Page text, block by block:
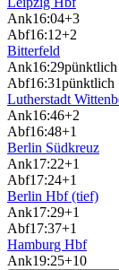
Ank16:04+3
Abf16:12+2
Bitterfeld
Ank16:29pünktlich
Abf16:31pünktlich
Lutherstadt
Ank16:46+2
Abf16:48+1
Berlin Südkreuz
Ank17:22+1
Abf17:24+1
Berlin Hbf (tief)
Ank17:29+1
Abf17:37+1
Hamburg Hbf
Ank19:25+10